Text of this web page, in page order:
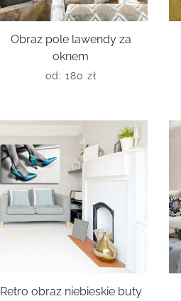
Obraz pole lawendy za
oknem
od: 180 zł
Retro obraz niebieskie buty